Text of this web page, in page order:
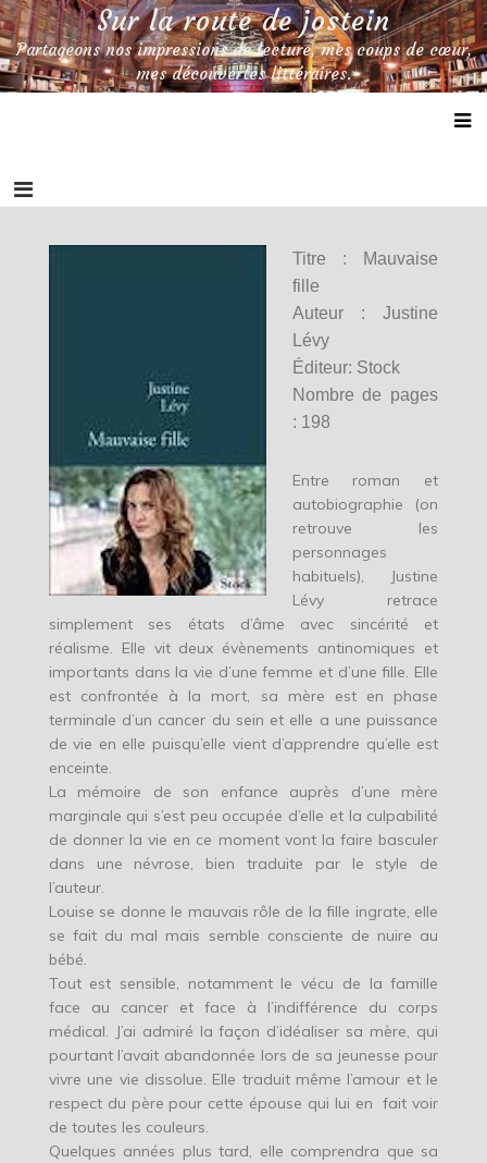
Skip
to
content
Sur la route de jostein
Partageons nos impressions de lecture, mes coups de cœur,
mes découvertes littéraires.
Titre : Mauvaise
fille
Auteur : Justine
Lévy
Éditeur: Stock
Nombre de pages
: 198
Entre roman et
autobiographie (on
retrouve les
personnages
habituels), Justine
Lévy retrace
simplement ses états d’âme avec sincérité et
réalisme. Elle vit deux évènements antinomiques et
importants dans la vie d’une femme et d’une fille. Elle
est confrontée à la mort, sa mère est en phase
terminale d’un cancer du sein et elle a une puissance
de vie en elle puisqu’elle vient d’apprendre qu’elle est
enceinte.
La mémoire de son enfance auprès d’une mère
marginale qui s’est peu occupée d’elle et la culpabilité
de donner la vie en ce moment vont la faire basculer
dans une névrose, bien traduite par le style de
l’auteur.
Louise se donne le mauvais rôle de la fille ingrate, elle
se fait du mal mais semble consciente de nuire au
bébé.
Tout est sensible, notamment le vécu de la famille
face au cancer et face à l’indifférence du corps
médical. J’ai admiré la façon d’idéaliser sa mère, qui
pourtant l’avait abandonnée lors de sa jeunesse pour
vivre une vie dissolue. Elle traduit même l’amour et le
respect du père pour cette épouse qui lui en fait voir
de toutes les couleurs.
Quelques années plus tard, elle comprendra que sa